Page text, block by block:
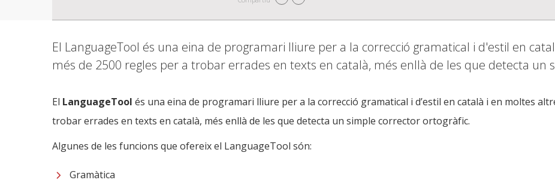
El LanguageTool és una eina de programari lliure per a la correcció gramatical i d'estil en
més de 2500 regles per a trobar errades en texts en català, més enllà de les que detecta un
El LanguageTool és una eina de programari lliure per a la correcció gramatical i d’estil en català i en moltes
trobar errades en texts en català, més enllà de les que detecta un simple corrector ortogràfic.
Algunes de les funcions que ofereix el LanguageTool són:
Gramàtica